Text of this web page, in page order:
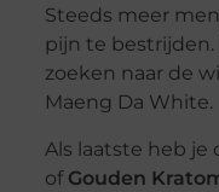
Steeds meer
pijn te
zoeken naar de
Maeng Da White.
Als laatste heb je
of Gouden